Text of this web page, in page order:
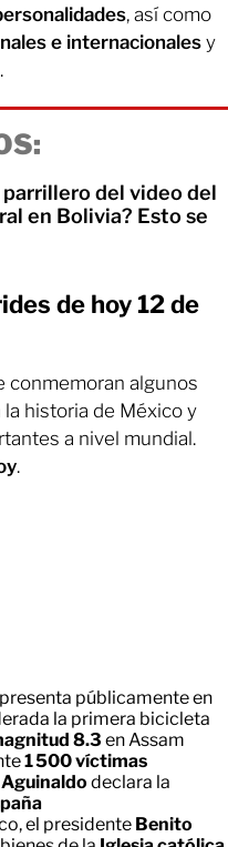
, así como
e internacionalesy
parrillero del video del
en Bolivia? Esto se
de hoy 12 de
conmemoran algunos
historia de México y
a nivel mundial.
.
presenta públicamente en
la primera bicicleta
8.3 en Assam
1 500 víctimas
declara la
el presidente Benito